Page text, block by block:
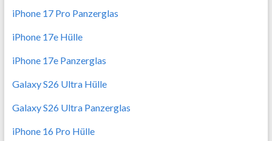
iPhone 17 Pro Panzerglas
iPhone 17e Hülle
iPhone 17e Panzerglas
Galaxy S26 Ultra Hülle
Galaxy S26 Ultra Panzerglas
iPhone 16 Pro Hülle